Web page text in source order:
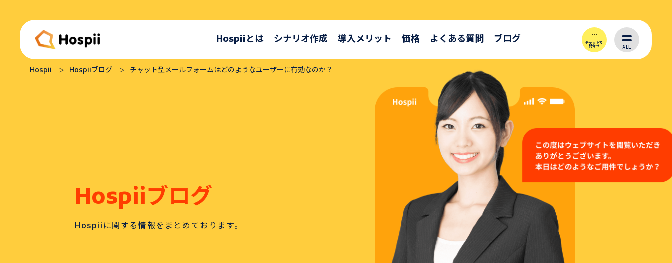
Hospiiとは シナリオ作成 導入メリット 価格 よくある質問 ブログ チャットで
問合せ ALL
導入メリット
お問い合わせ
御社のシナリオサンプルをご用意いたします。
お気軽にお問い合わせください！
Hospiiを体験しながら お問い合わせ
サンプルはこちら
Hospii Hospiiブログ チャット型メールフォームはどのようなユーザーに有効なのか？
Hospiiブログ
Hospiiに関する情報をまとめております。